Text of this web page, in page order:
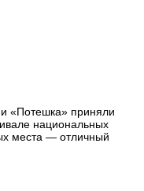
«Потешка» приняли
национальных
места — отличный